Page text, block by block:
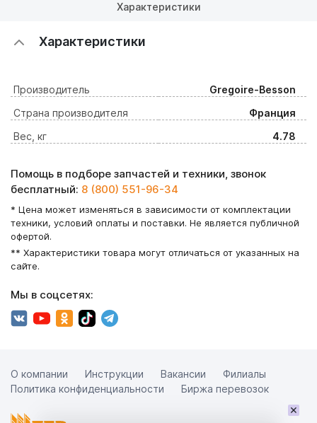
Характеристики
Характеристики
Производитель
Gregoire-Besson
Страна производителя
Франция
Вес, кг
4.78
Помощь в подборе запчастей и техники, звонок
бесплатный: 8 (800) 551-96-34
* Цена может изменяться в зависимости от комплектации
техники, условий оплаты и поставки. Не является публичной
офертой.
** Характеристики товара могут отличаться от указанных на
сайте.
Мы в соцсетях:
О компании Инструкции Вакансии
Филиалы
Политика конфиденциальности
Биржа перевозок
×